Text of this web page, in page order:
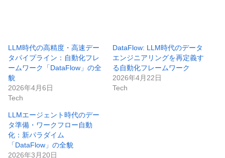
LLM時代の高精度・高速デー
タパイプライン：自動化フレ
ームワーク「DataFlow」の全
貌
2026年4月6日
Tech
DataFlow: LLM時代のデータ
エンジニアリングを再定義す
る自動化フレームワーク
2026年4月22日
Tech
LLMエージェント時代のデー
タ準備・ワークフロー自動
化：新パラダイム
「DataFlow」の全貌
2026年3月20日